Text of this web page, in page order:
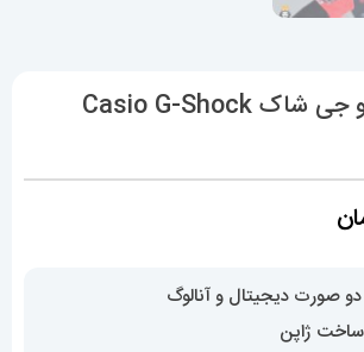
ساعتمچی کاسیو جی شاک Casio G-Shock
صورت دیجیتال و آنالوگ
ساخت ژاپن